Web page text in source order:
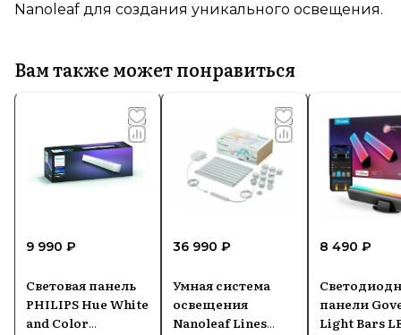
Nanoleaf для создания уникального освещения.
Вам также может понравиться
9 990 ₽
Световая панель
PHILIPS Hue White
and Color
36 990 ₽
Умная система
освещения
Nanoleaf Lines
8 490 ₽
панели
Light Bars